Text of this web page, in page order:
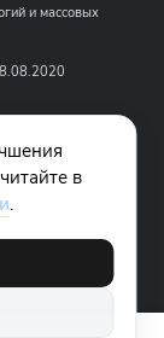
и массовых
ИП Чамин
в
.